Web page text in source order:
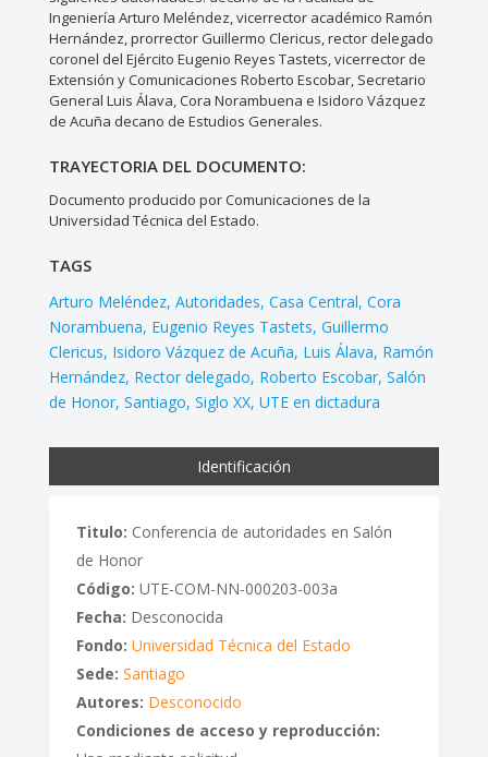
Ingeniería Arturo Meléndez, vicerrector académico Ramón
Hernández, prorrector Guillermo Clericus, rector delegado
coronel del Ejército Eugenio Reyes Tastets, vicerrector de
Extensión y Comunicaciones Roberto Escobar, Secretario
General Luis Álava, Cora Norambuena e Isidoro Vázquez
de Acuña decano de Estudios Generales.
TRAYECTORIA DEL DOCUMENTO:
Documento producido por Comunicaciones de la
Universidad Técnica del Estado.
TAGS
Arturo Meléndez Autoridades Casa Central Cora
Norambuena Eugenio Reyes Tastets Guillermo
Clericus Isidoro Vázquez de Acuña Luis Álava Ramón
Hernández Rector delegado Roberto Escobar Salón
de Honor Santiago Siglo XX UTE en dictadura
Identificación
Titulo: Conferencia de autoridades en Salón
de Honor
Código: UTE-COM-NN-000203-003a
Fecha: Desconocida
Fondo: Universidad Técnica del Estado
Sede: Santiago
Autores: Desconocido
Condiciones de acceso y reproducción: